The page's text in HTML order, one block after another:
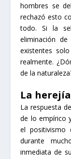
hombres se
rechazó esto
todo. Si la
eliminación
existentes
realmente.
de la
La
La respuesta
de lo empírico
el positivismo
durante
inmediata de